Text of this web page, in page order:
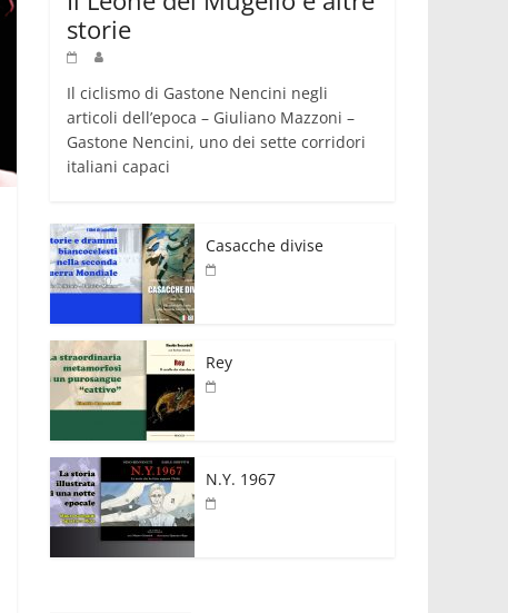
storie
Il ciclismo di Gastone Nencini negli
articoli dell’epoca – Giuliano Mazzoni –
Gastone Nencini, uno dei sette corridori
italiani capaci
Casacche divise
Rey
N.Y. 1967